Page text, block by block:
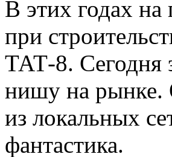
В этих годах
при
ТАТ-8. Сегодня
нишу на рынке.
из локальных
фантастика.